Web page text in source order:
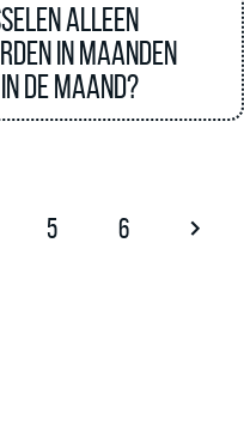
alleen
in maanden
in de maand?
5 6